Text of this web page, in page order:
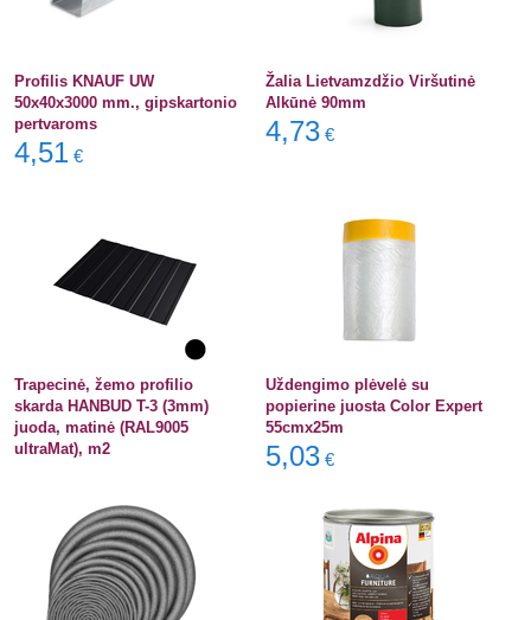
Profilis KNAUF UW
50x40x3000 mm., gipskartonio
pertvaroms
4,51 €
Žalia Lietvamzdžio Viršutinė
Alkūnė 90mm
4,73 €
Trapecinė, žemo profilio
skarda HANBUD T-3 (3mm)
juoda, matinė (RAL9005
ultraMat), m2
Uždengimo plėvelė su
popierine juosta Color Expert
55cmx25m
5,03 €